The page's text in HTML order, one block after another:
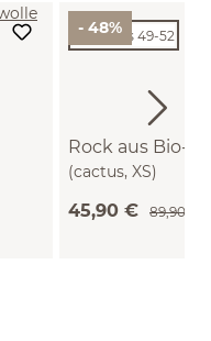
- 48%
Rock aus Bio-
(cactus, XS)
45,90 € 89,90 €